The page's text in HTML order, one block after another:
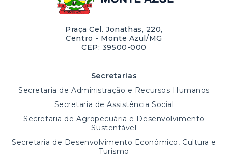
Praça Cel. Jonathas, 220,
Centro - Monte Azul/MG
CEP: 39500-000
Secretarias
Secretaria de Administração e Recursos Humanos
Secretaria de Assistência Social
Secretaria de Agropecuária e Desenvolvimento
Sustentável
Secretaria de Desenvolvimento Econômico, Cultura e
Turismo